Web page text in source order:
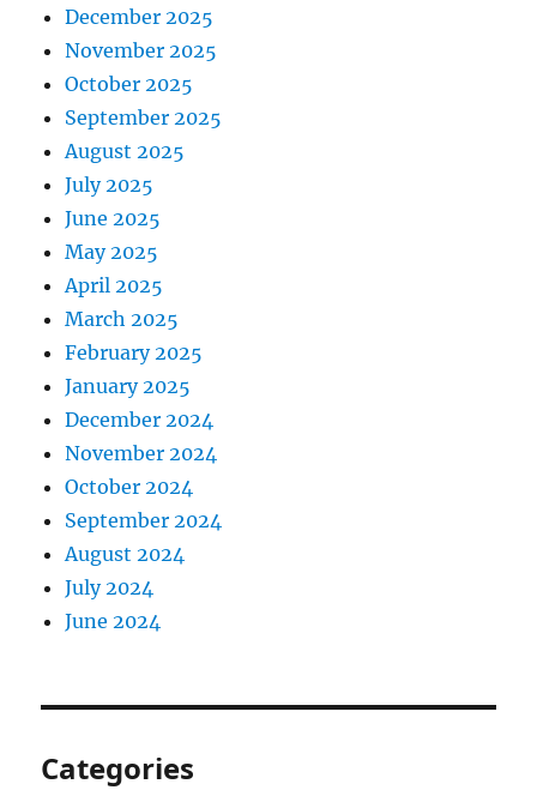
December 2025
November 2025
October 2025
September 2025
August 2025
July 2025
June 2025
May 2025
April 2025
March 2025
February 2025
January 2025
December 2024
November 2024
October 2024
September 2024
August 2024
July 2024
June 2024
Categories